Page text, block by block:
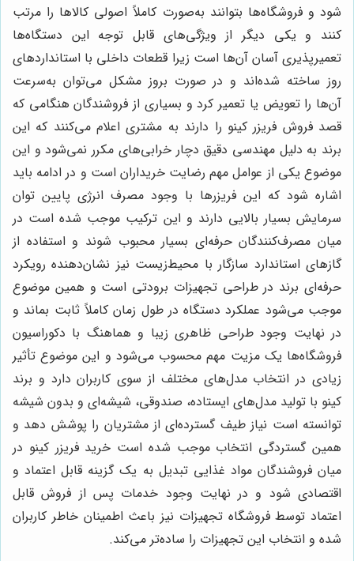
شود و فروشگاه‌ها بتوانند به‌صورت کاملاً اصولی کالاها را مرتب
کنند و یکی دیگر از ویژگی‌های قابل توجه این دستگاه‌ها
تعمیرپذیری آسان آن‌ها است زیرا قطعات داخلی با استانداردهای
روز ساخته شده‌اند و در صورت بروز مشکل می‌توان به‌سرعت
آن‌ها را تعویض یا تعمیر کرد و بسیاری از فروشندگان هنگامی که
قصد فروش فریزر کینو را دارند به مشتری اعلام می‌کنند که این
برند به دلیل مهندسی دقیق دچار خرابی‌های مکرر نمی‌شود و این
موضوع یکی از عوامل مهم رضایت خریداران است و در ادامه باید
اشاره شود که این فریزرها با وجود مصرف انرژی پایین توان
سرمایش بسیار بالایی دارند و این ترکیب موجب شده است در
میان مصرف‌کنندگان حرفه‌ای بسیار محبوب شوند و استفاده از
گازهای استاندارد سازگار با محیط‌زیست نیز نشان‌دهنده رویکرد
حرفه‌ای برند در طراحی تجهیزات برودتی است و همین موضوع
موجب می‌شود عملکرد دستگاه در طول زمان کاملاً ثابت بماند و
در نهایت وجود طراحی ظاهری زیبا و هماهنگ با دکوراسیون
فروشگاه‌ها یک مزیت مهم محسوب می‌شود و این موضوع تأثیر
زیادی در انتخاب مدل‌های مختلف از سوی کاربران دارد و برند
کینو با تولید مدل‌های ایستاده، صندوقی، شیشه‌ای و بدون شیشه
توانسته است نیاز طیف گسترده‌ای از مشتریان را پوشش دهد و
همین گستردگی انتخاب موجب شده است خرید فریزر کینو در
میان فروشندگان مواد غذایی تبدیل به یک گزینه قابل اعتماد و
اقتصادی شود و در نهایت وجود خدمات پس از فروش قابل
اعتماد توسط فروشگاه تجهیزات نیز باعث اطمینان خاطر کاربران
شده و انتخاب این تجهیزات را ساده‌تر می‌کند.